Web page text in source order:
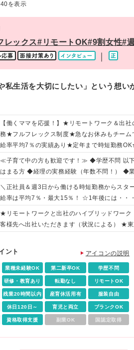
40を表示
レックス#リモートOK#9割女性#
私生活を大切にしたい」という想
【働くママを応援！】★リモートワーク＆出
務★フルフレックス制度★急なお休みもチー
給率平均7％の実績あり★定年まで時短勤務
復職も大歓迎！
≪子育て中の方も歓迎です！≫ ◆学歴不問 以
はまる方 ◆経理の実務経験（年数不問！） ◆
経理業務を担当していた方 ※日次業務・月次
ばOKです ※日商簿記2級程度の知識を想定し
法人/会計事務所などでの実務経験がある方も
んな方は大歓迎＞ ◇家事や育児を優先しなが
い方 ◇出産や育児など、ライフイベントを経
アチェンジをしたい方
＼正社員＆週3日から働ける時短勤務からスタ
給率は平均7％・最大15％！ ☆1年後には・・
実績も！ ☆フルタイム勤務（年俸制で月額支給
し、さらに給与UPも叶えられます ◆時給1500
験者の場合）＋業績賞与あり ※試用期間（6ヶ
イベントの変化を迎えても長く働いてほしいと
すので、 初めは時短勤務で働いた後に、フルタ
えも可能です！
★リモートワークと出社のハイブリッドワー
客様先へ出社いただきます（状況による） ★
情報・通信、不動産業、インターネット関連、
グ・アウトソーシング、医療関連など… 幅広
取引をいただいています ■本社 〒101-0062
駿河台3-5-15 荒井ビル3階 ※(変更の範囲)上記
務地
ント アイコンの説明
業種未経験OK 第二新卒OK 学歴不問
研修・教育あり 転勤なし リモートOK
残業20時間以内 産育休活用有 服装自由
休日120日～ 育児と両立 ブランクOK
資格取得支援 副業OK 国認定取得